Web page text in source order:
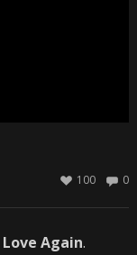
0
100
Love Again.